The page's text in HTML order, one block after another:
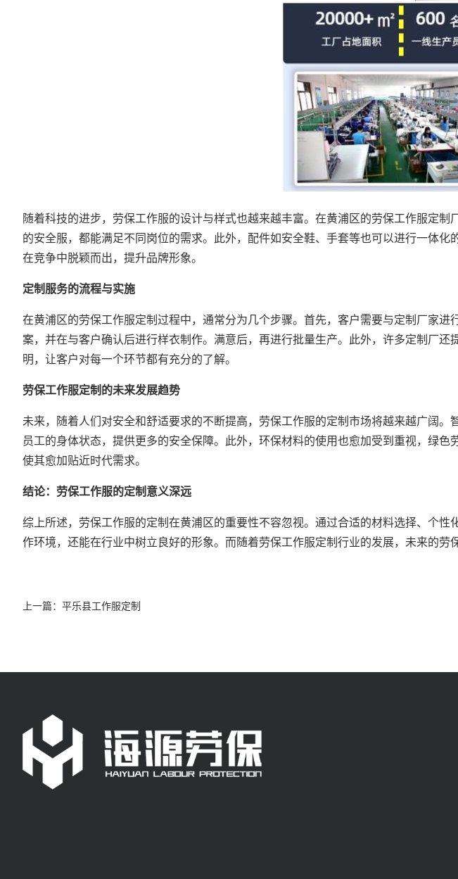
随着科技的进步，劳保工作服的设计与样式也越来越丰富。在黄浦区的劳保工作服定
的安全服，都能满足不同岗位的需求。此外，配件如安全鞋、手套等也可以进行一体
在竞争中脱颖而出，提升品牌形象。
定制服务的流程与实施
在黄浦区的劳保工作服定制过程中，通常分为几个步骤。首先，客户需要与定制厂家
案，并在与客户确认后进行样衣制作。满意后，再进行批量生产。此外，许多定制厂
明，让客户对每一个环节都有充分的了解。
劳保工作服定制的未来发展趋势
未来，随着人们对安全和舒适要求的不断提高，劳保工作服的定制市场将越来越广阔
员工的身体状态，提供更多的安全保障。此外，环保材料的使用也愈加受到重视，绿
使其愈加贴近时代需求。
结论：劳保工作服的定制意义深远
综上所述，劳保工作服的定制在黄浦区的重要性不容忽视。通过合适的材料选择、个
作环境，还能在行业中树立良好的形象。而随着劳保工作服定制行业的发展，未来的劳
上一篇： 平乐县工作服定制